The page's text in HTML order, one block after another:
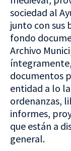
sociedad al
junto con sus
fondo
Archivo
documentos
entidad a lo
ordenanzas,
informes,
que están a
general.